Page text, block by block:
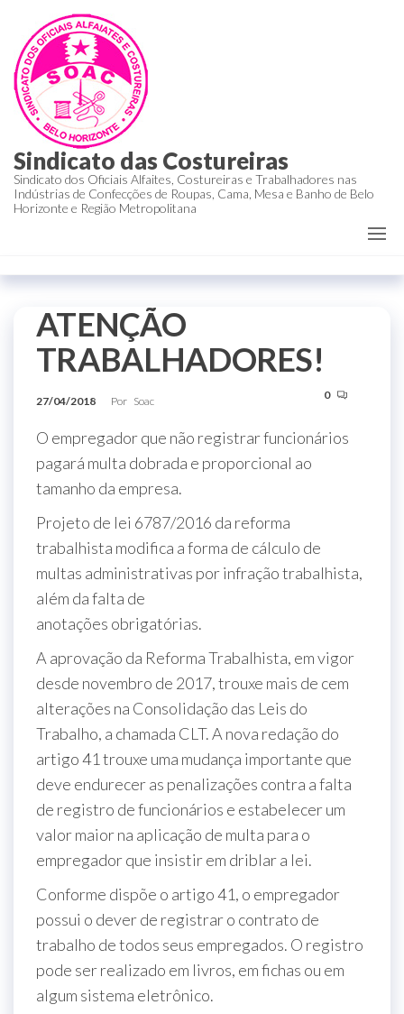
Sindicato das Costureiras
Sindicato dos Oficiais Alfaites, Costureiras e Trabalhadores nas
Indústrias de Confecções de Roupas, Cama, Mesa e Banho de Belo
Horizonte e Região Metropolitana
ATENÇÃO
TRABALHADORES!
27/04/2018 Por Soac 0
O empregador que não registrar funcionários
pagará multa dobrada e proporcional ao
tamanho da empresa.
Projeto de lei 6787/2016 da reforma
trabalhista modifica a forma de cálculo de
multas administrativas por infração trabalhista,
além da falta de
anotações obrigatórias.
A aprovação da Reforma Trabalhista, em vigor
desde novembro de 2017, trouxe mais de cem
alterações na Consolidação das Leis do
Trabalho, a chamada CLT. A nova redação do
artigo 41 trouxe uma mudança importante que
deve endurecer as penalizações contra a falta
de registro de funcionários e estabelecer um
valor maior na aplicação de multa para o
empregador que insistir em driblar a lei.
Conforme dispõe o artigo 41, o empregador
possui o dever de registrar o contrato de
trabalho de todos seus empregados. O registro
pode ser realizado em livros, em fichas ou em
algum sistema eletrônico.